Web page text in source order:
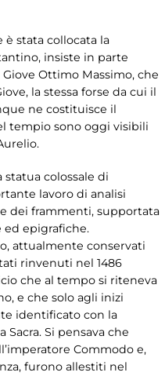
è stata collocata la
insiste in parte
Ottimo Massimo, che
la stessa forse da cui il
ne costituisce il
tempio sono oggi visibili
statua colossale di
lavoro di analisi
dei frammenti, supportata
epigrafiche.
attualmente conservati
rinvenuti nel 1486
che al tempo si riteneva
e che solo agli inizi
identificato con la
Sacra. Si pensava che
Commodo e,
furono allestiti nel